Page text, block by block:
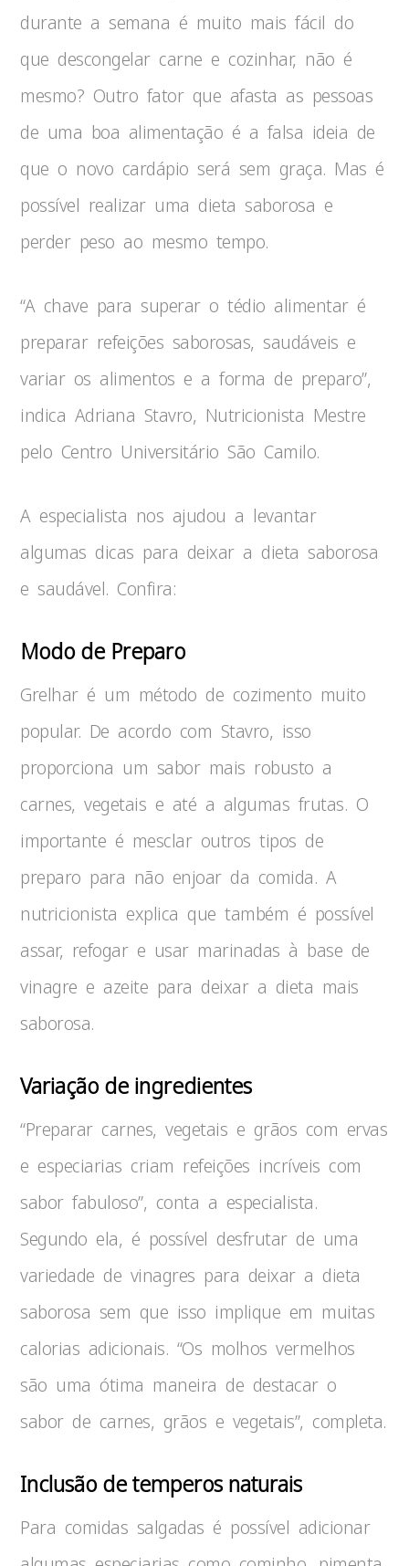
durante a semana é muito mais fácil do
que descongelar carne e cozinhar, não é
mesmo? Outro fator que afasta as pessoas
de uma boa alimentação é a falsa ideia de
que o novo cardápio será sem graça. Mas é
possível realizar uma dieta saborosa e
perder peso ao mesmo tempo.
“A chave para superar o tédio alimentar é
preparar refeições saborosas, saudáveis e
variar os alimentos e a forma de preparo”,
indica Adriana Stavro, Nutricionista Mestre
pelo Centro Universitário São Camilo.
A especialista nos ajudou a levantar
algumas dicas para deixar a dieta saborosa
e saudável. Confira:
Modo de Preparo
Grelhar é um método de cozimento muito
popular. De acordo com Stavro, isso
proporciona um sabor mais robusto a
carnes, vegetais e até a algumas frutas. O
importante é mesclar outros tipos de
preparo para não enjoar da comida. A
nutricionista explica que também é possível
assar, refogar e usar marinadas à base de
vinagre e azeite para deixar a dieta mais
saborosa.
Variação de ingredientes
“Preparar carnes, vegetais e grãos com ervas
e especiarias criam refeições incríveis com
sabor fabuloso”, conta a especialista.
Segundo ela, é possível desfrutar de uma
variedade de vinagres para deixar a dieta
saborosa sem que isso implique em muitas
calorias adicionais. “Os molhos vermelhos
são uma ótima maneira de destacar o
sabor de carnes, grãos e vegetais”, completa.
Inclusão de temperos naturais
Para comidas salgadas é possível adicionar